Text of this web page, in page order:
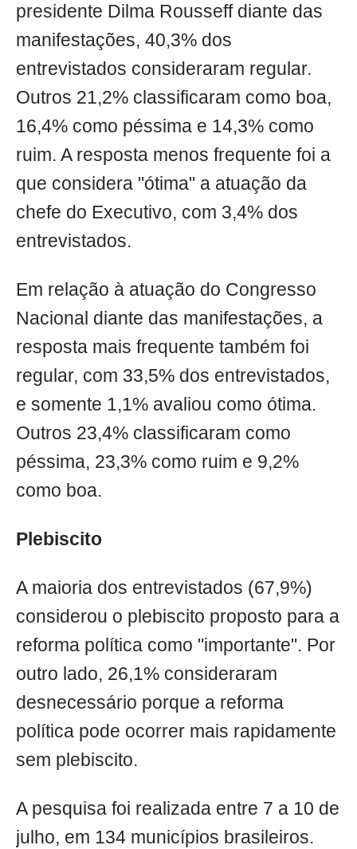
presidente Dilma Rousseff diante das
manifestações, 40,3% dos
entrevistados consideraram regular.
Outros 21,2% classificaram como boa,
16,4% como péssima e 14,3% como
ruim. A resposta menos frequente foi a
que considera "ótima" a atuação da
chefe do Executivo, com 3,4% dos
entrevistados.
Em relação à atuação do Congresso
Nacional diante das manifestações, a
resposta mais frequente também foi
regular, com 33,5% dos entrevistados,
e somente 1,1% avaliou como ótima.
Outros 23,4% classificaram como
péssima, 23,3% como ruim e 9,2%
como boa.
Plebiscito
A maioria dos entrevistados (67,9%)
considerou o plebiscito proposto para a
reforma política como "importante". Por
outro lado, 26,1% consideraram
desnecessário porque a reforma
política pode ocorrer mais rapidamente
sem plebiscito.
A pesquisa foi realizada entre 7 a 10 de
julho, em 134 municípios brasileiros.